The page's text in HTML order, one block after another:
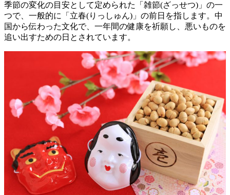
季節の変化の目安として定められた「雑節(ざっせつ)」の一
つで、一般的に「立春(りっしゅん)」の前日を指します。中
国から伝わった文化で、一年間の健康を祈願し、悪いものを
追い出すための日とされています。